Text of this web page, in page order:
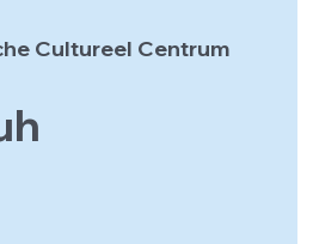
Cultureel Centrum